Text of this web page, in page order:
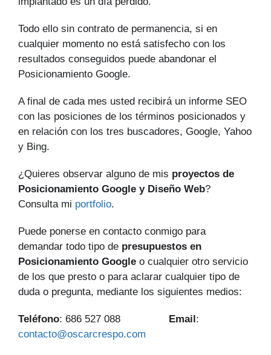
Todo ello sin contrato de permanencia, si en
cualquier momento no está satisfecho con los
resultados conseguidos puede abandonar el
Posicionamiento Google.
A final de cada mes usted recibirá un informe SEO
con las posiciones de los términos posicionados y
en relación con los tres buscadores, Google, Yahoo
y Bing.
¿Quieres observar alguno de mis proyectos de
Posicionamiento Google y Diseño Web?
Consulta mi portfolio.
Puede ponerse en contacto conmigo para
demandar todo tipo de presupuestos en
Posicionamiento Google o cualquier otro servicio
de los que presto o para aclarar cualquier tipo de
duda o pregunta, mediante los siguientes medios:
Teléfono: 686 527 088 Email :
contacto@oscarcrespo.com